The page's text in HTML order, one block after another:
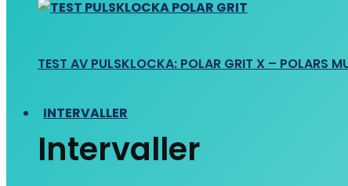
TEST AV PULSKLOCKA: POLAR GRIT X – POLARS
INTERVALLER
Intervaller